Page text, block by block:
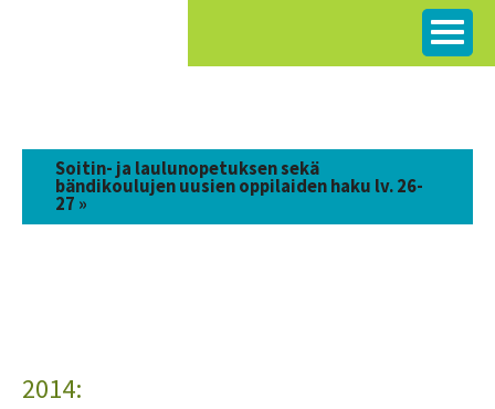
Soitin- ja laulunopetuksen sekä
bändikoulujen uusien oppilaiden haku lv. 26-
27 »
2014: